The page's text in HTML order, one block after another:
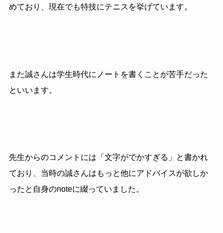
めており、現在でも特技にテニスを挙げています。
また誠さんは学生時代にノートを書くことが苦手だった
といいます。
先生からのコメントには「文字がでかすぎる」と書かれ
ており、当時の誠さんはもっと他にアドバイスが欲しか
ったと自身のnoteに綴っていました。